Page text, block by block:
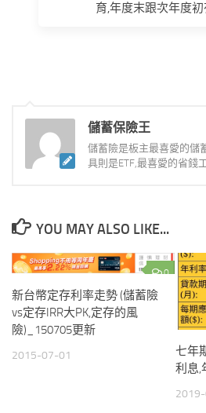
育,年度末跟次年度
儲蓄保險王
儲蓄險是板主最喜愛的儲
具則是ETF,最喜愛的省錢
YOU MAY ALSO LIKE...
0
新台幣定存利率走勢 (儲蓄險
vs定存IRR大PK,定存的風
險)_150705更新
2015-07-01
七年
利息,